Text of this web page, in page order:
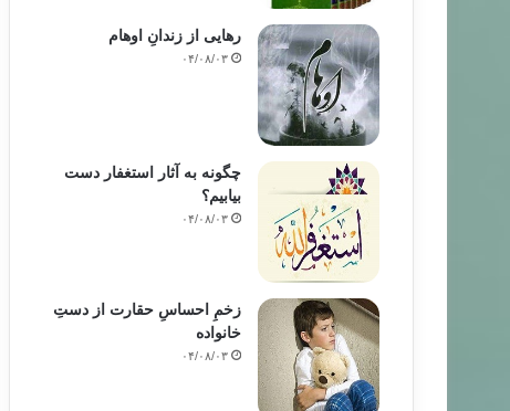
رهایی از زندانِ اوهام
۰۴/۰۸/۰۳
چگونه به آثار استغفار دست
بیابیم؟
۰۴/۰۸/۰۳
زخمِ احساسِ حقارت از دستِ
خانواده
۰۴/۰۸/۰۳